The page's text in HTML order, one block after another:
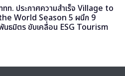
ทท. ประกาศความสำเร็จ Village to
World Season 5 ผนึก 9
นธมิตร ขับเคลื่อน ESG Tourism